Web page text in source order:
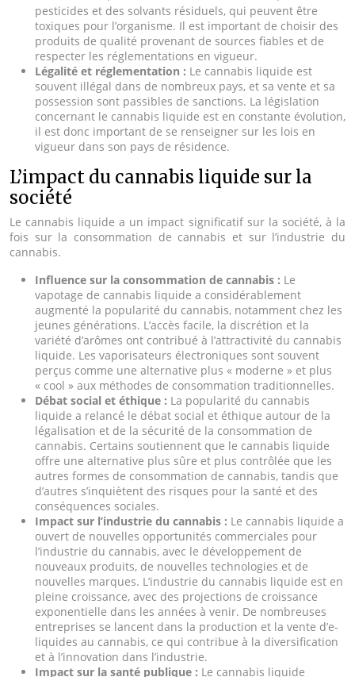
pesticides et des solvants résiduels, qui peuvent être
toxiques pour l’organisme. Il est important de choisir des
produits de qualité provenant de sources fiables et de
respecter les réglementations en vigueur.
Légalité et réglementation : Le cannabis liquide est
souvent illégal dans de nombreux pays, et sa vente et sa
possession sont passibles de sanctions. La législation
concernant le cannabis liquide est en constante évolution,
il est donc important de se renseigner sur les lois en
vigueur dans son pays de résidence.
L’impact du cannabis liquide sur la
société
Le cannabis liquide a un impact significatif sur la société, à la
fois sur la consommation de cannabis et sur l’industrie du
cannabis.
Influence sur la consommation de cannabis : Le
vapotage de cannabis liquide a considérablement
augmenté la popularité du cannabis, notamment chez les
jeunes générations. L’accès facile, la discrétion et la
variété d’arômes ont contribué à l’attractivité du cannabis
liquide. Les vaporisateurs électroniques sont souvent
perçus comme une alternative plus « moderne » et plus
« cool » aux méthodes de consommation traditionnelles.
Débat social et éthique : La popularité du cannabis
liquide a relancé le débat social et éthique autour de la
légalisation et de la sécurité de la consommation de
cannabis. Certains soutiennent que le cannabis liquide
offre une alternative plus sûre et plus contrôlée que les
autres formes de consommation de cannabis, tandis que
d’autres s’inquiètent des risques pour la santé et des
conséquences sociales.
Impact sur l’industrie du cannabis : Le cannabis liquide a
ouvert de nouvelles opportunités commerciales pour
l’industrie du cannabis, avec le développement de
nouveaux produits, de nouvelles technologies et de
nouvelles marques. L’industrie du cannabis liquide est en
pleine croissance, avec des projections de croissance
exponentielle dans les années à venir. De nombreuses
entreprises se lancent dans la production et la vente d’e-
liquides au cannabis, ce qui contribue à la diversification
et à l’innovation dans l’industrie.
Impact sur la santé publique : Le cannabis liquide